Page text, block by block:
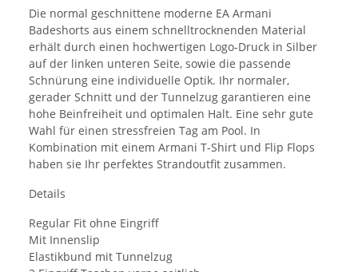
Die normal geschnittene moderne EA Armani
Badeshorts aus einem schnelltrocknenden Material
erhält durch einen hochwertigen Logo-Druck in Silber
auf der linken unteren Seite, sowie die passende
Schnürung eine individuelle Optik. Ihr normaler,
gerader Schnitt und der Tunnelzug garantieren eine
hohe Beinfreiheit und optimalen Halt. Eine sehr gute
Wahl für einen stressfreien Tag am Pool. In
Kombination mit einem Armani T-Shirt und Flip Flops
haben sie Ihr perfektes Strandoutfit zusammen.
Details
Regular Fit ohne Eingriff
Mit Innenslip
Elastikbund mit Tunnelzug